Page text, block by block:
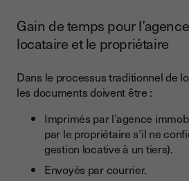
Gain de temps pour
locataire et le propriétaire
Dans le processus traditionnel de
les documents doivent être :
Imprimés par l’agence
par le propriétaire s’il ne
gestion locative à un tiers).
Envoyés par courrier.